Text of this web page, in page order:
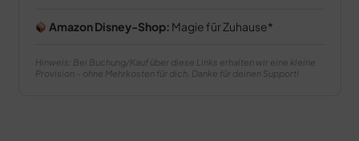
Amazon Disney-Shop: Magie für Zuhause
Hinweis: Bei Buchung/Kauf über diese Links erhalten wir eine kleine
Provision – ohne Mehrkosten für dich. Danke für deinen Support!